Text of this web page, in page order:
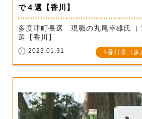
で４選【香川】
多度津町長選 現職の丸尾幸雄氏（
選【香川】
2023.01.31 香川県（多